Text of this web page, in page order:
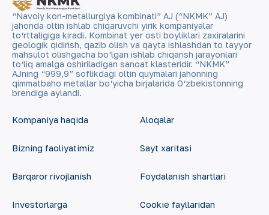
“Navoiy kon-metallurgiya kombinati” AJ (“NKMK” AJ)
jahonda oltin ishlab chiqaruvchi yirik kompaniyalar
to‘rttaligiga kiradi. Kombinat yer osti boyliklari zaxiralarini
geologik qidirish, qazib olish va qayta ishlashdan to tayyor
mahsulot olishgacha bo‘lgan ishlab chiqarish jarayonlari
to‘liq amalga oshiriladigan sanoat klasteridir. “NKMK”
AJning “999,9” soflikdagi oltin quymalari jahonning
qimmatbaho metallar bo‘yicha birjalarida O‘zbekistonning
brendiga aylandi.
Kompaniya haqida
Bizning faoliyatimiz
Barqaror rivojlanish
Investorlarga
Aloqalar
Sayt xaritasi
Foydalanish shartlari
Cookie fayllaridan